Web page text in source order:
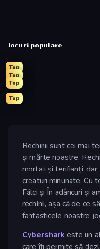
Jocuri populare
Top
Top
Top
Top
Rechinii sunt cei mai
și mările noastre.
mortali și terifianți,
creaturi minunate. Cu
Fălci și În adâncuri și
rechinii, așa că de ce
fantasticele noastre
Cybershark este un
care îți permite să